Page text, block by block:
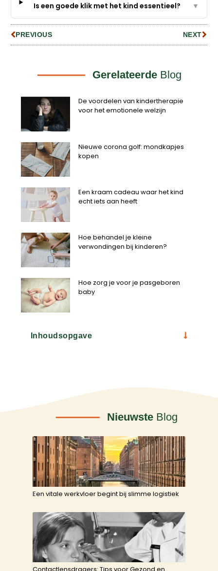
Is een goede klik met het kind essentieel? ▼
PREVIOUS NEXT
Gerelateerde Blog
De voordelen van kindertherapie
voor het emotionele welzijn
Nieuwe corona golf: mondkapjes
kopen
Een kraam cadeau waar het kind
echt iets aan heeft
Hoe behandel je kleine
verwondingen bij kinderen?
Hoe zorg je voor je pasgeboren
baby
Inhoudsopgave
Nieuwste Blog
Een vitale werkvloer begint bij slimme logistiek